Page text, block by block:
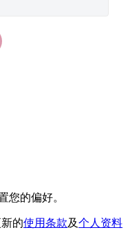
您的偏好。
的使用条款及个人资料